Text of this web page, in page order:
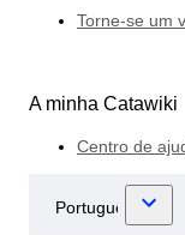
Torne-se um
A minha Catawiki
Centro de